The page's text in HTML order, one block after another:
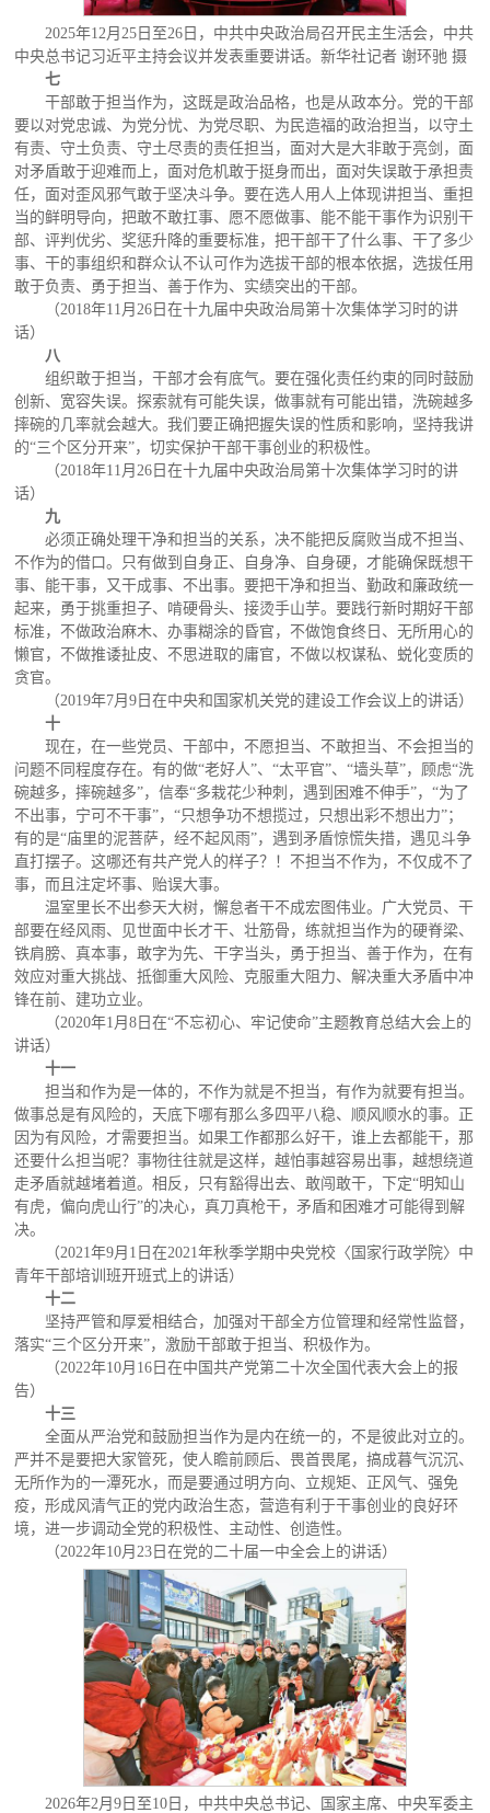
2025年12月25日至26日，中共中央政治局召开民主生活会，中共
中央总书记习近平主持会议并发表重要讲话。新华社记者 谢环驰 摄
七
干部敢于担当作为，这既是政治品格，也是从政本分。党的干部
要以对党忠诚、为党分忧、为党尽职、为民造福的政治担当，以守土
有责、守土负责、守土尽责的责任担当，面对大是大非敢于亮剑，面
对矛盾敢于迎难而上，面对危机敢于挺身而出，面对失误敢于承担责
任，面对歪风邪气敢于坚决斗争。要在选人用人上体现讲担当、重担
当的鲜明导向，把敢不敢扛事、愿不愿做事、能不能干事作为识别干
部、评判优劣、奖惩升降的重要标准，把干部干了什么事、干了多少
事、干的事组织和群众认不认可作为选拔干部的根本依据，选拔任用
敢于负责、勇于担当、善于作为、实绩突出的干部。
（2018年11月26日在十九届中央政治局第十次集体学习时的讲
话）
八
组织敢于担当，干部才会有底气。要在强化责任约束的同时鼓励
创新、宽容失误。探索就有可能失误，做事就有可能出错，洗碗越多
摔碗的几率就会越大。我们要正确把握失误的性质和影响，坚持我讲
的“三个区分开来”，切实保护干部干事创业的积极性。
（2018年11月26日在十九届中央政治局第十次集体学习时的讲
话）
九
必须正确处理干净和担当的关系，决不能把反腐败当成不担当、
不作为的借口。只有做到自身正、自身净、自身硬，才能确保既想干
事、能干事，又干成事、不出事。要把干净和担当、勤政和廉政统一
起来，勇于挑重担子、啃硬骨头、接烫手山芋。要践行新时期好干部
标准，不做政治麻木、办事糊涂的昏官，不做饱食终日、无所用心的
懒官，不做推诿扯皮、不思进取的庸官，不做以权谋私、蜕化变质的
贪官。
（2019年7月9日在中央和国家机关党的建设工作会议上的讲话）
十
现在，在一些党员、干部中，不愿担当、不敢担当、不会担当的
问题不同程度存在。有的做“老好人”、“太平官”、“墙头草”，顾虑“洗
碗越多，摔碗越多”，信奉“多栽花少种刺，遇到困难不伸手”，“为了
不出事，宁可不干事”，“只想争功不想揽过，只想出彩不想出力”；
有的是“庙里的泥菩萨，经不起风雨”，遇到矛盾惊慌失措，遇见斗争
直打摆子。这哪还有共产党人的样子？！不担当不作为，不仅成不了
事，而且注定坏事、贻误大事。
温室里长不出参天大树，懈怠者干不成宏图伟业。广大党员、干
部要在经风雨、见世面中长才干、壮筋骨，练就担当作为的硬脊梁、
铁肩膀、真本事，敢字为先、干字当头，勇于担当、善于作为，在有
效应对重大挑战、抵御重大风险、克服重大阻力、解决重大矛盾中冲
锋在前、建功立业。
（2020年1月8日在“不忘初心、牢记使命”主题教育总结大会上的
讲话）
十一
担当和作为是一体的，不作为就是不担当，有作为就要有担当。
做事总是有风险的，天底下哪有那么多四平八稳、顺风顺水的事。正
因为有风险，才需要担当。如果工作都那么好干，谁上去都能干，那
还要什么担当呢？事物往往就是这样，越怕事越容易出事，越想绕道
走矛盾就越堵着道。相反，只有豁得出去、敢闯敢干，下定“明知山
有虎，偏向虎山行”的决心，真刀真枪干，矛盾和困难才可能得到解
决。
（2021年9月1日在2021年秋季学期中央党校〈国家行政学院〉中
青年干部培训班开班式上的讲话）
十二
坚持严管和厚爱相结合，加强对干部全方位管理和经常性监督，
落实“三个区分开来”，激励干部敢于担当、积极作为。
（2022年10月16日在中国共产党第二十次全国代表大会上的报
告）
十三
全面从严治党和鼓励担当作为是内在统一的，不是彼此对立的。
严并不是要把大家管死，使人瞻前顾后、畏首畏尾，搞成暮气沉沉、
无所作为的一潭死水，而是要通过明方向、立规矩、正风气、强免
疫，形成风清气正的党内政治生态，营造有利于干事创业的良好环
境，进一步调动全党的积极性、主动性、创造性。
（2022年10月23日在党的二十届一中全会上的讲话）
2026年2月9日至10日，中共中央总书记、国家主席、中央军委主